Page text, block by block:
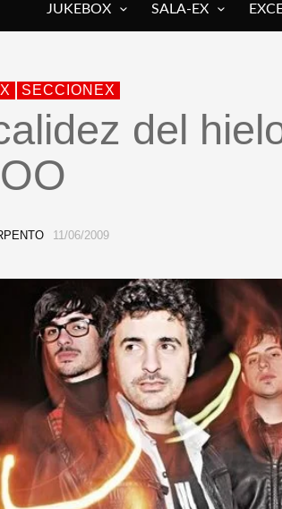
JUKEBOX SALA-EX
SECCIONEX
del
11/06/2009